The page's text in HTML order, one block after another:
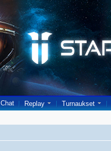
Chat Replay Turnaukset